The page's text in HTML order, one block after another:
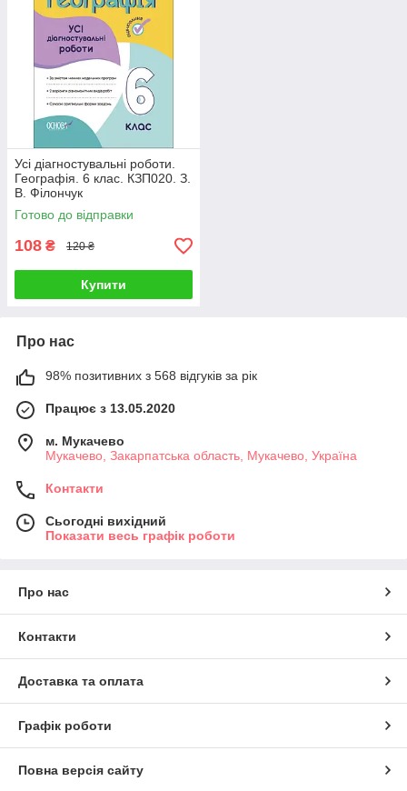
Усі діагностувальні роботи.
Географія. 6 клас. КЗП020. З.
В. Філончук
Готово до відправки
108 ₴ 120 ₴
Купити
Про нас
98% позитивних з 568 відгуків за рік
Працює з 13.05.2020
м. Мукачево
Мукачево, Закарпатська область, Мукачево, Україна
Контакти
Сьогодні вихідний
Показати весь графік роботи
Про нас
Контакти
Доставка та оплата
Графік роботи
Повна версія сайту